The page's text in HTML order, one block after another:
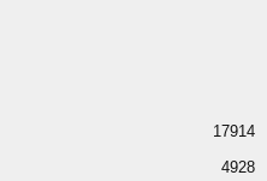
17914
4928